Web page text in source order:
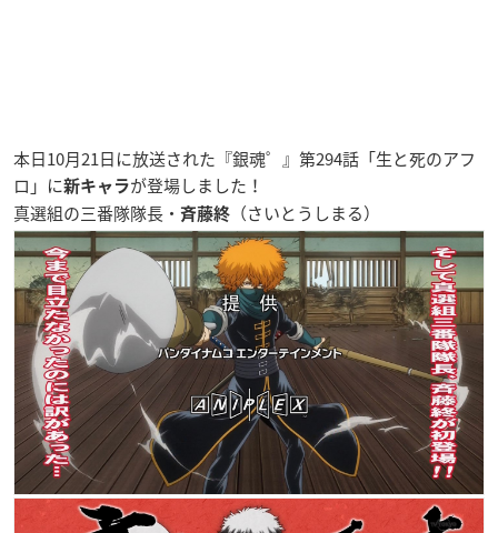
本日10月21日に放送された『銀魂゜』第294話「生と死のアフ
ロ」に新キャラが登場しました！
真選組の三番隊隊長・ 斉藤終 （さいとうしまる）